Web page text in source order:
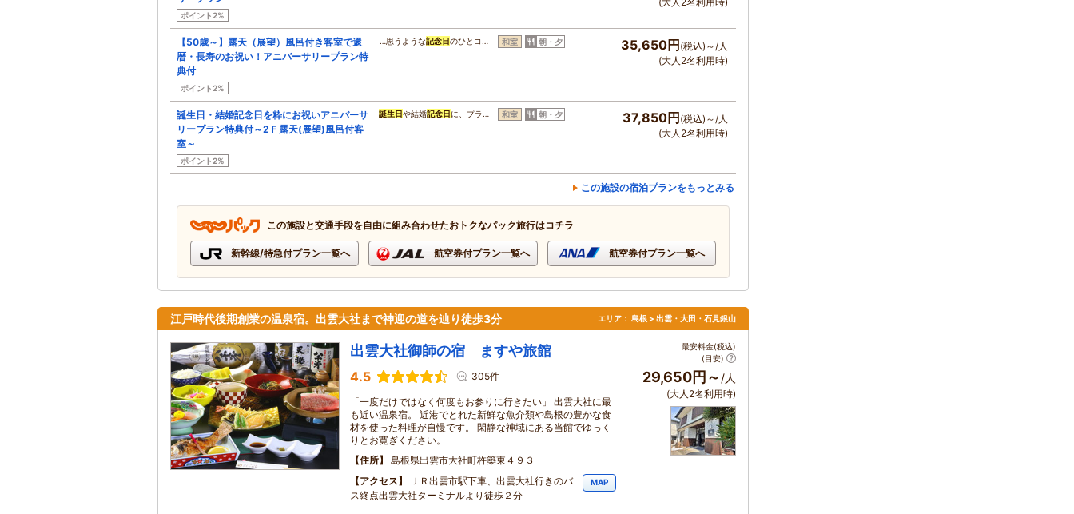
ポイント2%
【50歳～】露天（展望）風呂付き客室で還
暦・長寿のお祝い！アニバーサリープラン特
典付
ポイント2%
…思うような記念日のひとコ… 和室 朝・夕 35,650円(税込)～/人
(大人2名利用時)
誕生日・結婚記念日を粋にお祝いアニバーサ
リープラン特典付～2Ｆ露天(展望)風呂付客
室～
ポイント2%
誕生日や結婚記念日に、プラ… 和室 朝・夕 37,850円(税込)～/人
(大人2名利用時)
この施設の宿泊プランをもっとみる
この施設と交通手段を自由に組み合わせたおトクなパック旅行はコチラ
新幹線/特急付プラン一覧へ 航空券付プラン一覧へ 航空券付プラン一覧へ
江戸時代後期創業の温泉宿。出雲大社まで神迎の道を辿り徒歩3分 エリア： 島根 > 出雲・大田・石見銀山
出雲大社御師の宿 ますや旅館
4.5 305件
「一度だけではなく何度もお参りに行きたい」 出雲大社に最
も近い温泉宿。 近港でとれた新鮮な魚介類や島根の豊かな食
材を使った料理が自慢です。 閑静な神域にある当館でゆっく
りとお寛ぎください。
住所
島根県出雲市大社町杵築東４９３
アクセス
ＪＲ出雲市駅下車、出雲大社行きのバ
ス終点出雲大社ターミナルより徒歩２分
MAP
最安料金(税込)
(目安)
29,650円～/人
(大人2名利用時)